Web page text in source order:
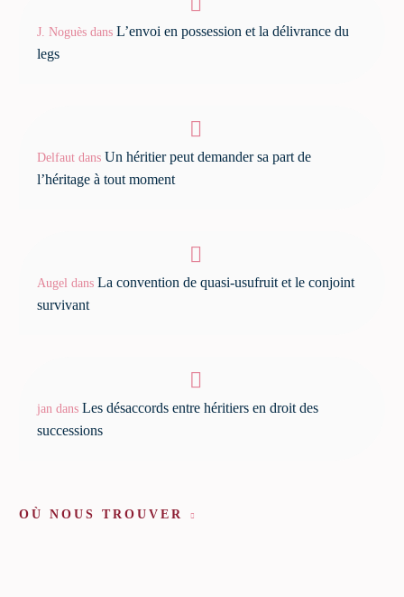
J. Noguès dans L’envoi en possession et la délivrance du
legs
Delfaut dans Un héritier peut demander sa part de
l’héritage à tout moment
Augel dans La convention de quasi-usufruit et le conjoint
survivant
jan dans Les désaccords entre héritiers en droit des
successions
OÙ NOUS TROUVER